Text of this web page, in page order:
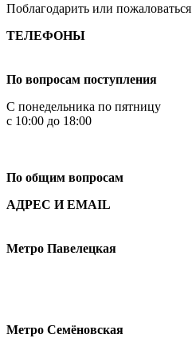
Поблагодарить или пожаловаться
ТЕЛЕФОНЫ
По вопросам поступления
С понедельника по пятницу
с 10:00 до 18:00
По общим вопросам
АДРЕС И EMAIL
Метро Павелецкая
Метро Семёновская